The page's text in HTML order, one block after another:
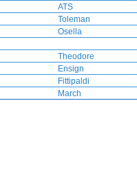
ATS
Toleman
Osella
Theodore
Ensign
Fittipaldi
March